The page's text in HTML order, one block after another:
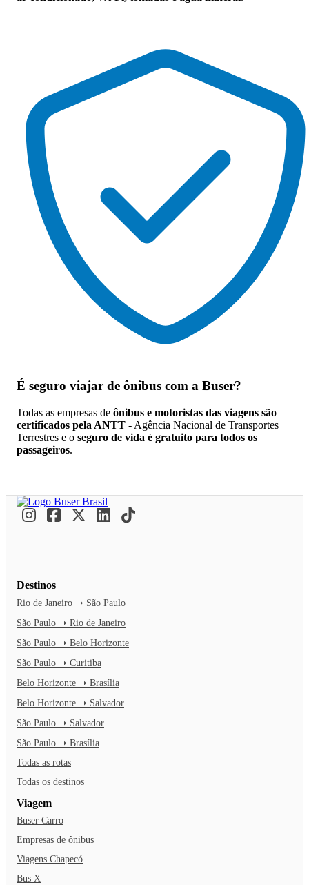
É seguro viajar de ônibus com a Buser?
Todas as empresas de ônibus e motoristas das viagens são
certificados pela ANTT - Agência Nacional de Transportes
Terrestres e o seguro de vida é gratuito para todos os
passageiros.
Destinos
Rio de Janeiro ➝ São Paulo
São Paulo ➝ Rio de Janeiro
São Paulo ➝ Belo Horizonte
São Paulo ➝ Curitiba
Belo Horizonte ➝ Brasília
Belo Horizonte ➝ Salvador
São Paulo ➝ Salvador
São Paulo ➝ Brasília
Todas as rotas
Todas os destinos
Viagem
Buser Carro
Empresas de ônibus
Viagens Chapecó
Bus X